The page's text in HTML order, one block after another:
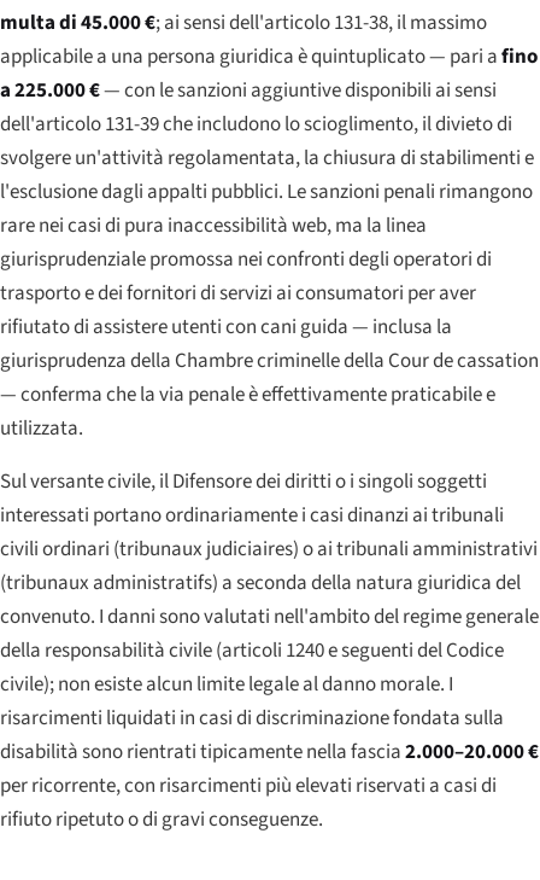
multa di 45.000 €; ai sensi dell'articolo 131-38, il massimo
applicabile a una persona giuridica è quintuplicato — pari afino
a 225.000 €— con le sanzioni aggiuntive disponibili ai sensi
dell'articolo 131-39 che includono lo scioglimento, il divieto di
svolgere un'attività regolamentata, la chiusura di stabilimenti e
l'esclusione dagli appalti pubblici. Le sanzioni penali rimangono
rare nei casi di pura inaccessibilità web, ma la linea
giurisprudenziale promossa nei confronti degli operatori di
trasporto e dei fornitori di servizi ai consumatori per aver
rifiutato di assistere utenti con cani guida — inclusa la
giurisprudenza della Chambre criminelledella Cour de cassation
— conferma che la via penale è effettivamente praticabile e
utilizzata.
Sul versante civile, il Difensore dei diritti o i singoli soggetti
interessati portano ordinariamente i casi dinanzi ai tribunali
civili ordinari (tribunaux judiciaires) o ai tribunali amministrativi
(tribunaux administratifs) a seconda della natura giuridica del
convenuto. I danni sono valutati nell'ambito del regime generale
della responsabilità civile (articoli 1240 e seguenti del Codice
civile); non esiste alcun limite legale al danno morale. I
risarcimenti liquidati in casi di discriminazione fondata sulla
disabilità sono rientrati tipicamente nella fascia2.000–20.000 €
per ricorrente, con risarcimenti più elevati riservati a casi di
rifiuto ripetuto o di gravi conseguenze.